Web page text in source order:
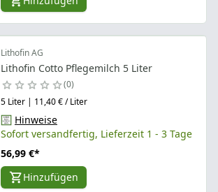
Lithofin AG
Lithofin Cotto Pflegemilch 5 Liter
0
5 Liter | 11,40 € / Liter
Hinweise
Sofort versandfertig, Lieferzeit 1 - 3 Tage
56,99 €*
Hinzufügen